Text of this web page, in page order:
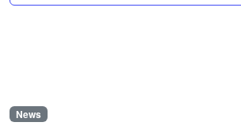
News